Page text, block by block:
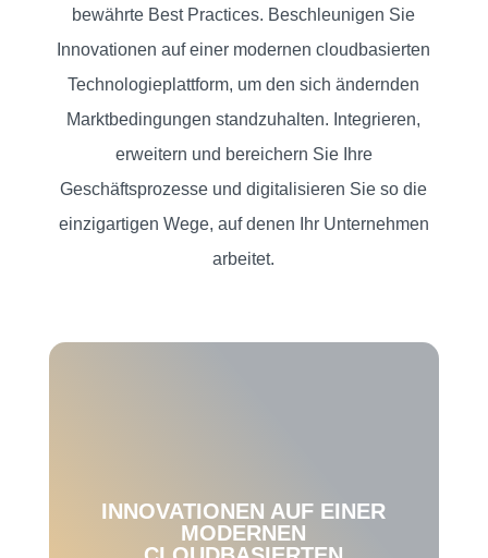
bewährte Best Practices. Beschleunigen Sie
Innovationen auf einer modernen cloudbasierten
Technologieplattform, um den sich ändernden
Marktbedingungen standzuhalten. Integrieren,
erweitern und bereichern Sie Ihre
Geschäftsprozesse und digitalisieren Sie so die
einzigartigen Wege, auf denen Ihr Unternehmen
arbeitet.
INNOVATIONEN AUF EINER
MODERNEN